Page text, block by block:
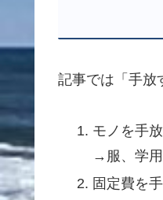
記事では「手放
モノを手
→服、学
固定費を